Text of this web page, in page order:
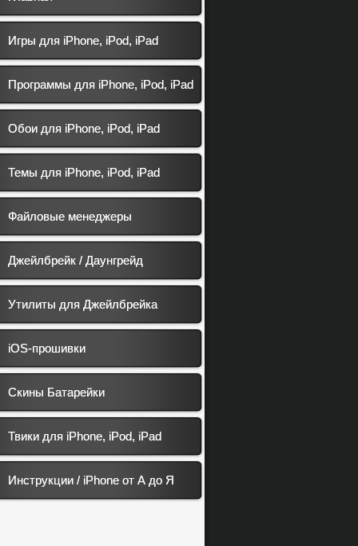
Игры для iPhone, iPod, iPad
Программы для iPhone, iPod, iPad
Обои для iPhone, iPod, iPad
Темы для iPhone, iPod, iPad
Файловые менеджеры
Джейлбрейк / Даунгрейд
Утилиты для Джейлбрейка
iOS-прошивки
Скины Батарейки
Твики для iPhone, iPod, iPad
Инструкции / iPhone от А до Я